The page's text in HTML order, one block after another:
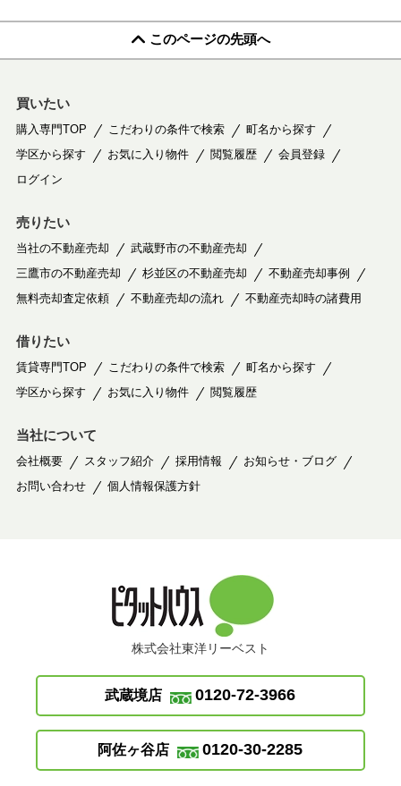
このページの先頭へ
買いたい
購入専門TOP こだわりの条件で検索
町名から探す
学区から探す
お気に入り物件 閲覧履歴
会員登録
ログイン
売りたい
当社の不動産売却
武蔵野市の不動産売却
三鷹市の不動産売却
杉並区の不動産売却
不動産売却事例
無料売却査定依頼
不動産売却の流れ 不動産売却時の諸費用
借りたい
賃貸専門TOP こだわりの条件で検索
町名から探す
学区から探す
お気に入り物件 閲覧履歴
当社について
会社概要 スタッフ紹介 採用情報
お知らせ・ブログ
お問い合わせ
個人情報保護方針
株式会社東洋リーベスト
武蔵境店 0120-72-3966
阿佐ヶ谷店 0120-30-2285